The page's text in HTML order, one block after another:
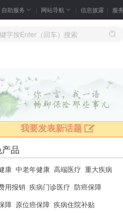
自助服务 网站导航 信息披露 服
我要发表新话题
品
康 中老年健康 高端医疗 重大疾病
用报销 疾病门诊医疗 防癌保障
障 原位癌保障 疾病住院补贴
人保出口货物运输保险
¥ 2.00
日常公共交通全覆盖,飞机/轮船/高铁,地铁/
交